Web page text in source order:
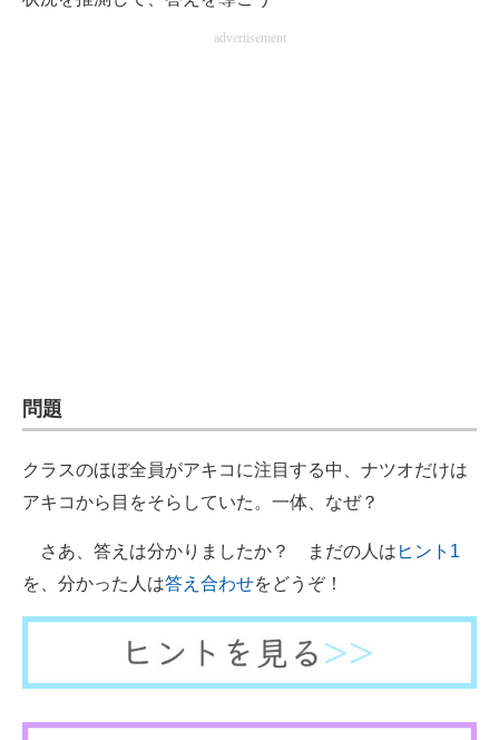
advertisement
問題
クラスのほぼ全員がアキコに注目する中、ナツオだけは
アキコから目をそらしていた。一体、なぜ？
さあ、答えは分かりましたか？ まだの人は ヒント1
を、分かった人は答え合わせをどうぞ！